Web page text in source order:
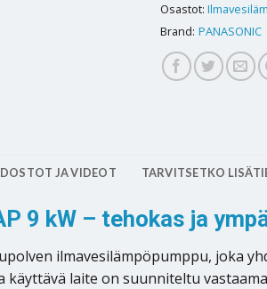
Osastot:
Brand: PANASONIC
JA VIDEOT TARVITSETKO
9 kW – tehokas ja
ilmavesilämpöpumppu, joka
laite on suunniteltu